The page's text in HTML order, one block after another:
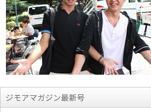
ジモアマガジン最新号